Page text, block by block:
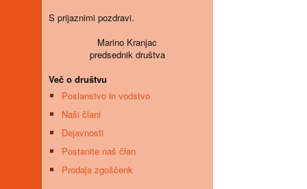
S prijaznimi pozdravi.
Marino Kranjac
predsednik društva
Več o društvu
Poslanstvo in vodstvo
Naši člani
Dejavnosti
Postanite naš član
Prodaja zgoščenk